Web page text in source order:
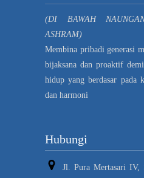
(DI BAWAH
ASHRAM)
Membina pribadi generasi
bijaksana dan proaktif
hidup yang berdasar pada
dan harmoni
Hubungi
Jl. Pura Mertasari IV,